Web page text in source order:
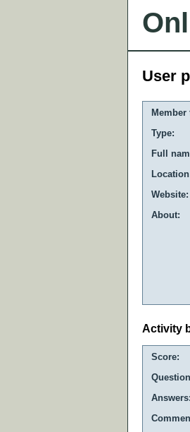
User
Member
Type:
Full
Website:
About:
Activity
Score:
Answers: